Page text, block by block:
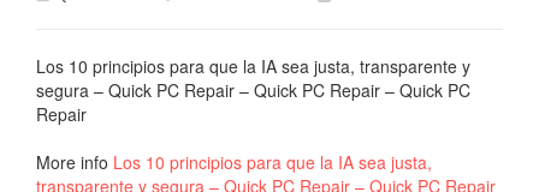
Los 10 principios para que la IA sea justa, transparente y
segura – Quick PC Repair – Quick PC Repair – Quick PC
Repair
More info Los 10 principios para que la IA sea justa,
transparente y segura – Quick PC Repair – Quick PC Repair